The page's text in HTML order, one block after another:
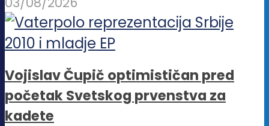
Vojislav Čupič optimističan pred
početak Svetskog prvenstva za
kadete